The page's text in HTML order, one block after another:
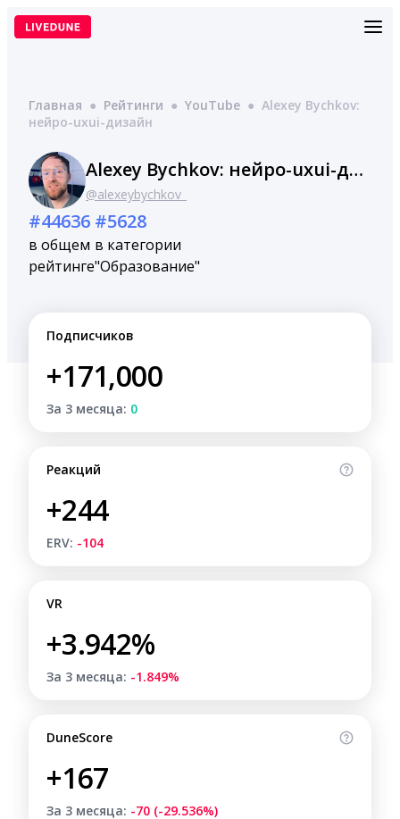
Перейти
Главная ● Рейтинги ● YouTube ● Alexey Bychkov:
нейро-uxui-дизайн
Alexey Bychkov: нейро-uxui-дизайн
@alexeybychkov_
#44636
в общем
рейтинге
#5628
в категории
"Образование"
Подписчиков
+171,000
За 3 месяца: 0
Реакций
+244
ERV: -104
VR
+3.942%
За 3 месяца: -1.849%
DuneScore
+167
За 3 месяца: -70 (-29.536%)